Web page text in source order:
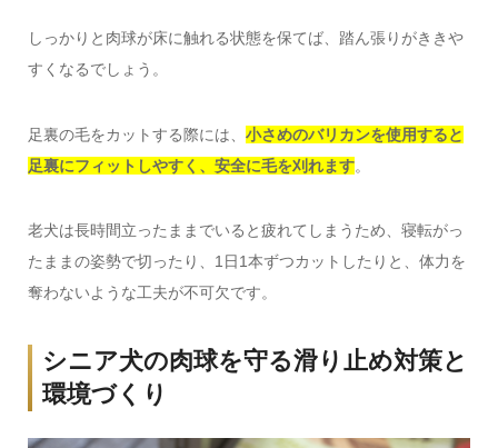
しっかりと肉球が床に触れる状態を保てば、踏ん張りがききや
すくなるでしょう。
足裏の毛をカットする際には、 小さめのバリカンを使用すると
足裏にフィットしやすく、安全に毛を刈れます。
老犬は長時間立ったままでいると疲れてしまうため、寝転がっ
たままの姿勢で切ったり、1日1本ずつカットしたりと、体力を
奪わないような工夫が不可欠です。
シニア犬の肉球を守る滑り止め対策と
環境づくり